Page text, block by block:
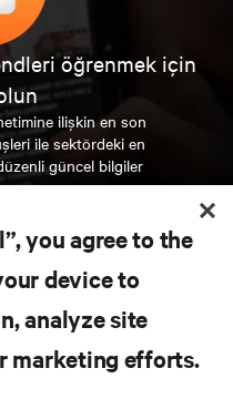
öğrenmek için
ilişkin en son
ile sektördeki en
güncel bilgiler
you agree to the
device to
analyze site
marketing efforts.